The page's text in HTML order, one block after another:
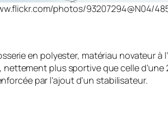
photos/93207294@N04/
en polyester, matériau novateur à
plus sportive que celle
par l’ajout d’un stabilisateur.